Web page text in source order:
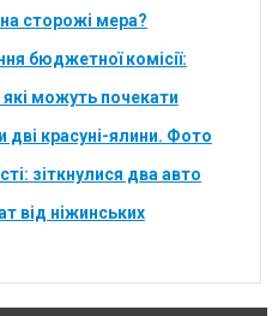
сторожі мера?
бюджетної комісії:
які можуть почекати
дві красуні-ялини. Фото
зіткнулися два авто
від ніжинських